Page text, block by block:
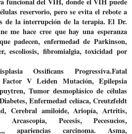
reservorio, pero se evita el rebote a
de la interrupción de la terapia. El Dr.
me hace cree que hay una esperanza
padecen, enfermedad de Parkinson,
escoliosis, fibromialgia, toxicidad por
Ossificans Progressiva.Fatal
V Leiden Mutación, Epilepsia
Tumor desmoplásico de células
Enfermedad celíaca, Creutzfeldt
Cerebral amiloide, Ariopía, Artritis,
Pecesis, Pecesucios,
apariencias carcinoma. Asma,